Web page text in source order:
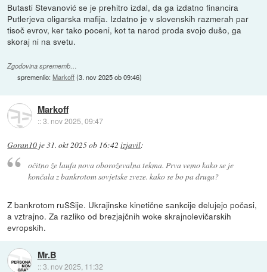
Butasti Stevanović se je prehitro izdal, da ga izdatno financira
Putlerjeva oligarska mafija. Izdatno je v slovenskih razmerah par
tisoč evrov, ker tako poceni, kot ta narod proda svojo dušo, ga
skoraj ni na svetu.
Zgodovina sprememb…
spremenilo:Markoff(3. nov 2025 ob 09:46)
Markoff
::3. nov 2025, 09:47
Goran10 je31. okt 2025 ob 16:42 izjavil:
očitno že laufa nova oboroževalna tekma. Prva vemo kako se je
končala z bankrotom sovjetske zveze. kako se bo pa druga?
Z bankrotom ruSSije. Ukrajinske kinetične sankcije delujejo počasi,
a vztrajno. Za razliko od brezjajčnih woke skrajnolevičarskih
evropskih.
Mr.B
::3. nov 2025, 11:32